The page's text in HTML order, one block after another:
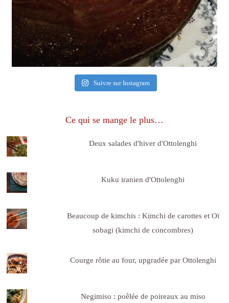
Suivre sur Instagram
Ce qui se mange le plus…
Deux salades d'hiver d'Ottolenghi
Kuku iranien d'Ottolenghi
Beaucoup de kimchis : Kimchi de carottes et Oï
sobagi (kimchi de concombres)
Courge rôtie au four, upgradée par Ottolenghi
Negimiso : poêlée de poireaux au miso